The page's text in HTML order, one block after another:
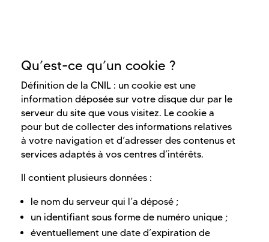
Qu’est-ce qu’un cookie ?
Définition de la CNIL : un cookie est une
information déposée sur votre disque dur par le
serveur du site que vous visitez. Le cookie a
pour but de collecter des informations relatives
à votre navigation et d’adresser des contenus et
services adaptés à vos centres d’intérêts.
Il contient plusieurs données :
le nom du serveur qui l’a déposé ;
un identifiant sous forme de numéro unique ;
éventuellement une date d’expiration de